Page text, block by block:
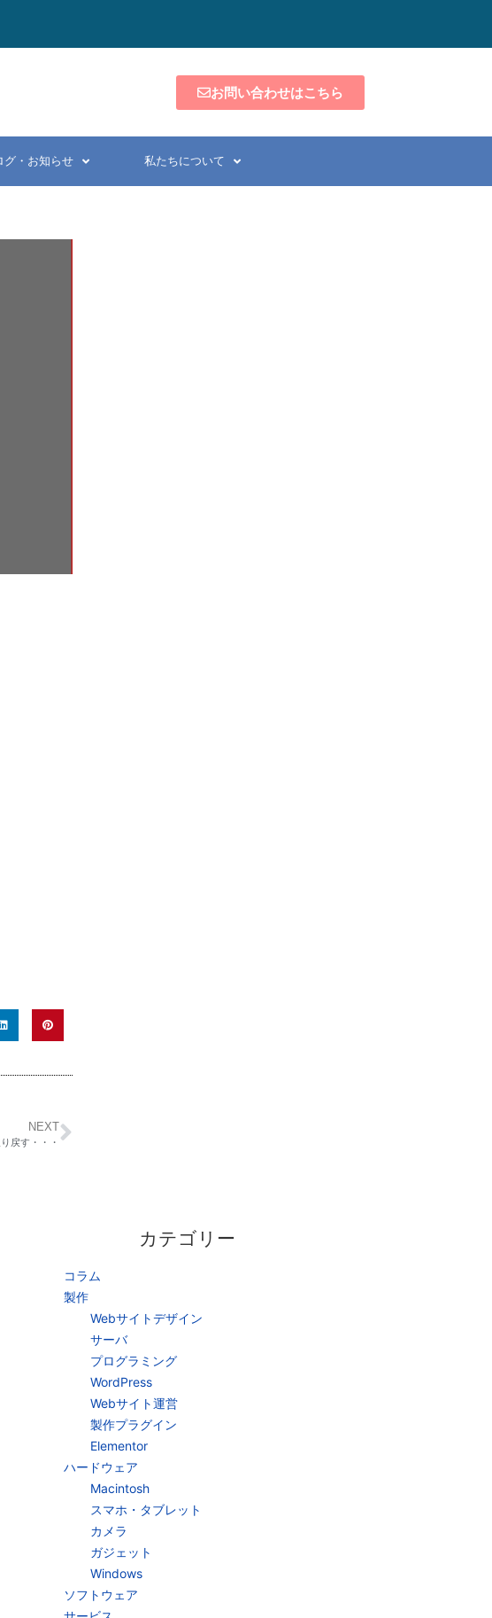
お問い合わせはこちら
グ・お知らせ 私たちについて
NEXT
戻す・・・
カテゴリー
コラム
製作
Webサイトデザイン
サーバ
プログラミング
WordPress
Webサイト運営
製作プラグイン
Elementor
ハードウェア
Macintosh
スマホ・タブレット
カメラ
ガジェット
Windows
ソフトウェア